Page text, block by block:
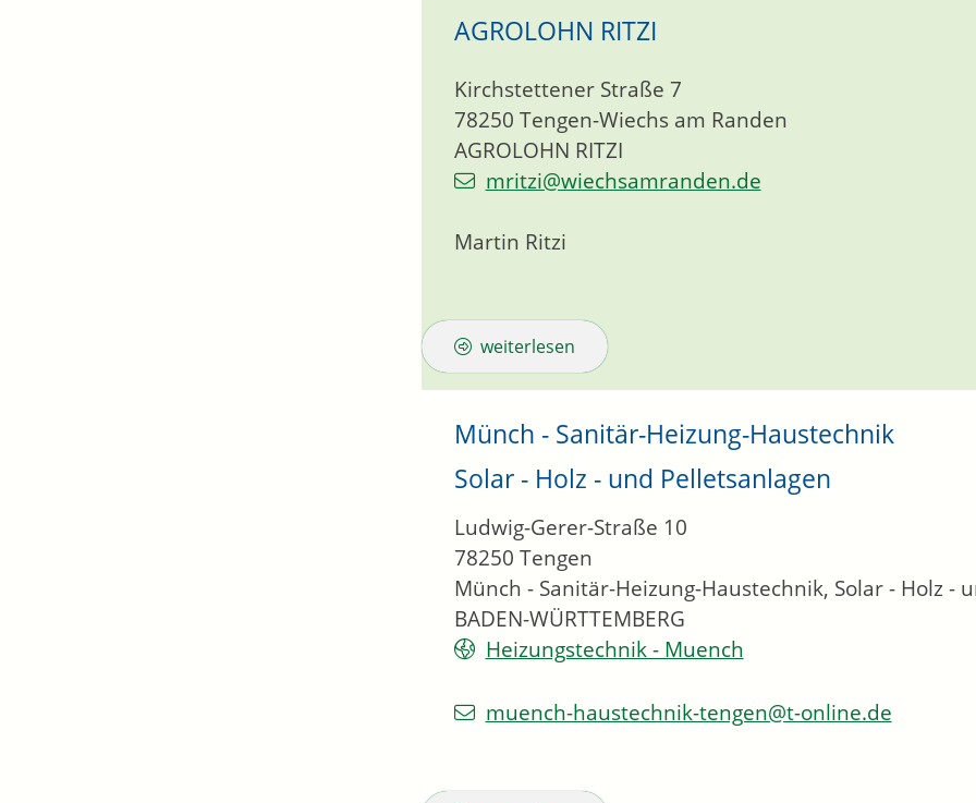
AGROLOHN RITZI
AGROLOHN RITZI
Kirchstettener Straße 7
78250 Tengen-Wiechs am Randen
mritzi@wiechsamranden.de
Martin Ritzi
weiterlesen
Münch - Sanitär-Heizung-Haustechnik
Solar - Holz - und Pelletsanlagen
Münch - Sanitär-Heizung-Haustechnik, Solar - Holz -
Ludwig-Gerer-Straße 10
78250 Tengen
BADEN-WÜRTTEMBERG
Heizungstechnik - Muench
muench-haustechnik-tengen@t-online.de